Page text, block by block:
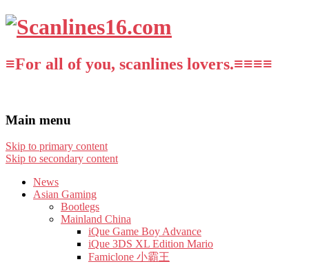
≡For all of you, scanlines lovers.≡≡≡≡
Main menu
Skip to primary content
Skip to secondary content
News
Asian Gaming
Bootlegs
Mainland China
iQue Game Boy Advance
iQue 3DS XL Edition Mario
Famiclone 小霸王